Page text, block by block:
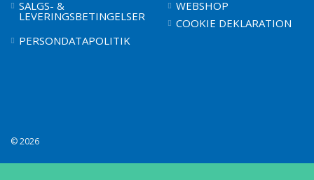
SALGS- &
LEVERINGSBETINGELSER
WEBSHOP
COOKIE DEKLARATION
PERSONDATAPOLITIK
© 2026